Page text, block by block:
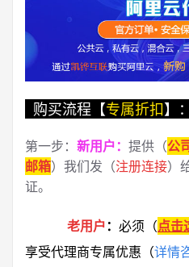
购买流程【专属折扣】：
第一步： 新用户： 提供（公
邮箱）我们发（注册连接）
证。
老用户： 必须 （点击
享受代理商专属优惠 （详情